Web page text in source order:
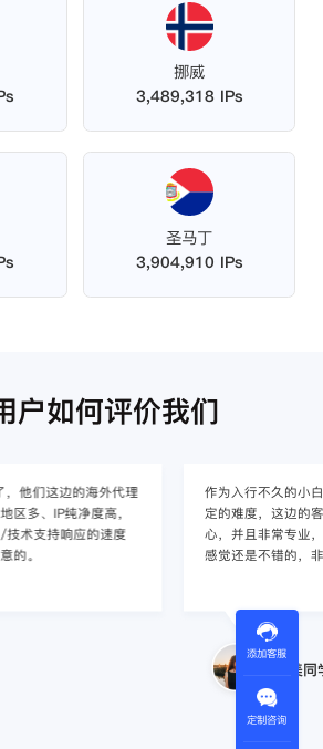
挪威
3,489,318 IPs
圣马丁
3,904,910 IPs
户如何评价我们
使用Smart proxy会有一
/技术支持人员非常有耐
上手了，使用体验整体
身边的同行使用。
作为一家跨境电
上面经营着多个
着强烈的需求，
商，不是断网就
添加客服
定制咨询